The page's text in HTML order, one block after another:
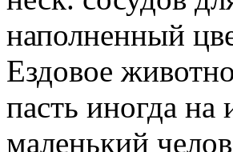
наполненный
Ездовое
пасть иногда
маленький